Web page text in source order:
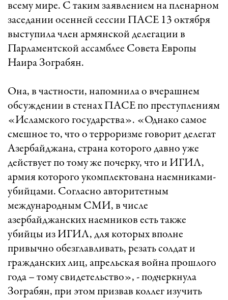
всему мире. С таким заявлением на пленарном
заседании осенней сессии ПАСЕ 13 октября
выступила член армянской делегации в
Парламентской ассамблее Совета Европы
Наира Зограбян.
Она, в частности, напомнила о вчерашнем
обсуждении в стенах ПАСЕ по преступлениям
«Исламского государства». «Однако самое
смешное то, что о терроризме говорит делегат
Азербайджана, страна которого давно уже
действует по тому же почерку, что и ИГИЛ,
армия которого укомплектована наемниками-
убийцами. Согласно авторитетным
международным СМИ, в числе
азербайджанских наемников есть также
убийцы из ИГИЛ, для которых вполне
привычно обезглавливать, резать солдат и
гражданских лиц, апрельская война прошлого
года – тому свидетельство», - подчеркнула
Зограбян, при этом призвав коллег изучить